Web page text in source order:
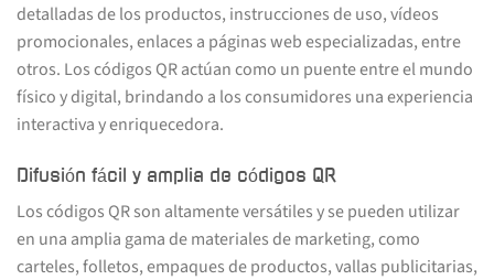
detalladas de los productos, instrucciones de uso, vídeos
promocionales, enlaces a páginas web especializadas, entre
otros. Los códigos QR actúan como un puente entre el mundo
físico y digital, brindando a los consumidores una experiencia
interactiva y enriquecedora.
Difusión fácil y amplia de códigos QR
Los códigos QR son altamente versátiles y se pueden utilizar
en una amplia gama de materiales de marketing, como
carteles, folletos, empaques de productos, vallas publicitarias,